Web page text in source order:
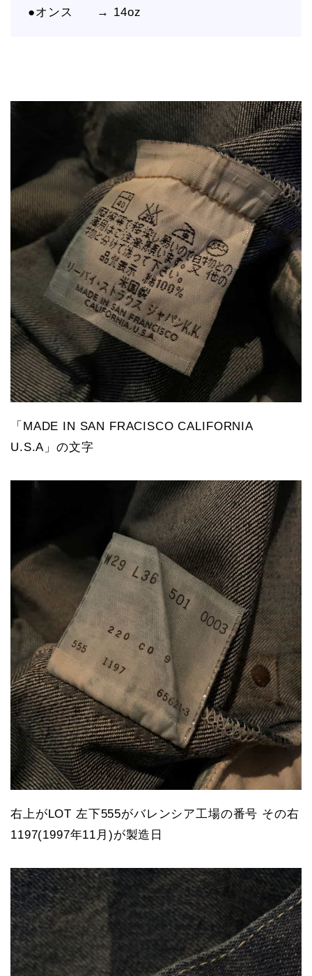
●オンス → 14oz
「MADE IN SAN FRACISCO CALIFORNIA
U.S.A」の文字
右上がLOT 左下555がバレンシア工場の番号 その右
1197(1997年11月)が製造日